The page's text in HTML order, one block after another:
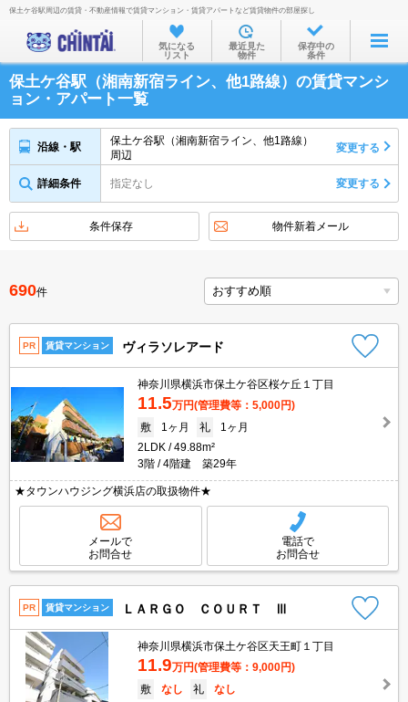
お部屋を探す
沿線・駅から
住所から
家賃相場から
不動産会社から
保土ケ谷駅周辺の賃貸・不動産情報で賃貸マンション・賃貸アパートなど賃貸物件の部屋探し
気になる
リスト
最近見た
物件
保存中の
条件
保土ケ谷駅（湘南新宿ライン、他1路線）の賃貸マンシ
ョン・アパート一覧
沿線・駅
保土ケ谷駅（湘南新宿ライン、他1路線）
周辺
変更する
詳細条件 指定なし 変更する
条件保存 物件新着メール
690件
PR 賃貸マンション ヴィラソレアード
神奈川県横浜市保土ケ谷区桜ケ丘１丁目
11.5万円(管理費等：5,000円)
敷
1ヶ月 礼
1ヶ月
2LDK
49.88m²
3階
4階建 築29年
★タウンハウジング横浜店の取扱物件★
メールで
お問合せ
電話で
お問合せ
PR 賃貸マンション ＬＡＲＧＯ ＣＯＵＲＴ Ⅲ
神奈川県横浜市保土ケ谷区天王町１丁目
11.9万円(管理費等：9,000円)
敷
なし 礼
なし